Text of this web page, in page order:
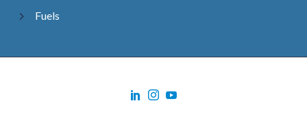
Fuels